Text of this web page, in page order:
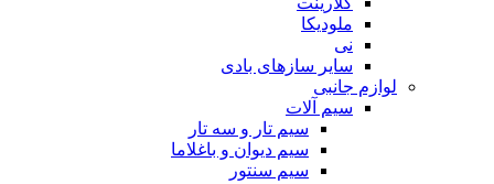
ملودیکا
نی
سایر سازهای بادی
لوازم جانبی
سیم آلات
سیم تار و سه تار
سیم دیوان و باغلاما
سیم سنتور